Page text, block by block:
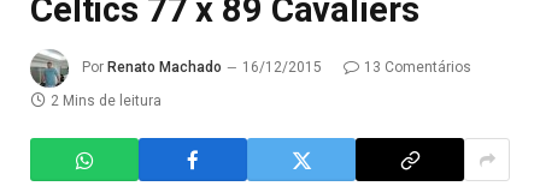
Celtics 77 x 89 Cavaliers
Por Renato Machado 16/12/2015
13 Comentários
2 Mins de leitura